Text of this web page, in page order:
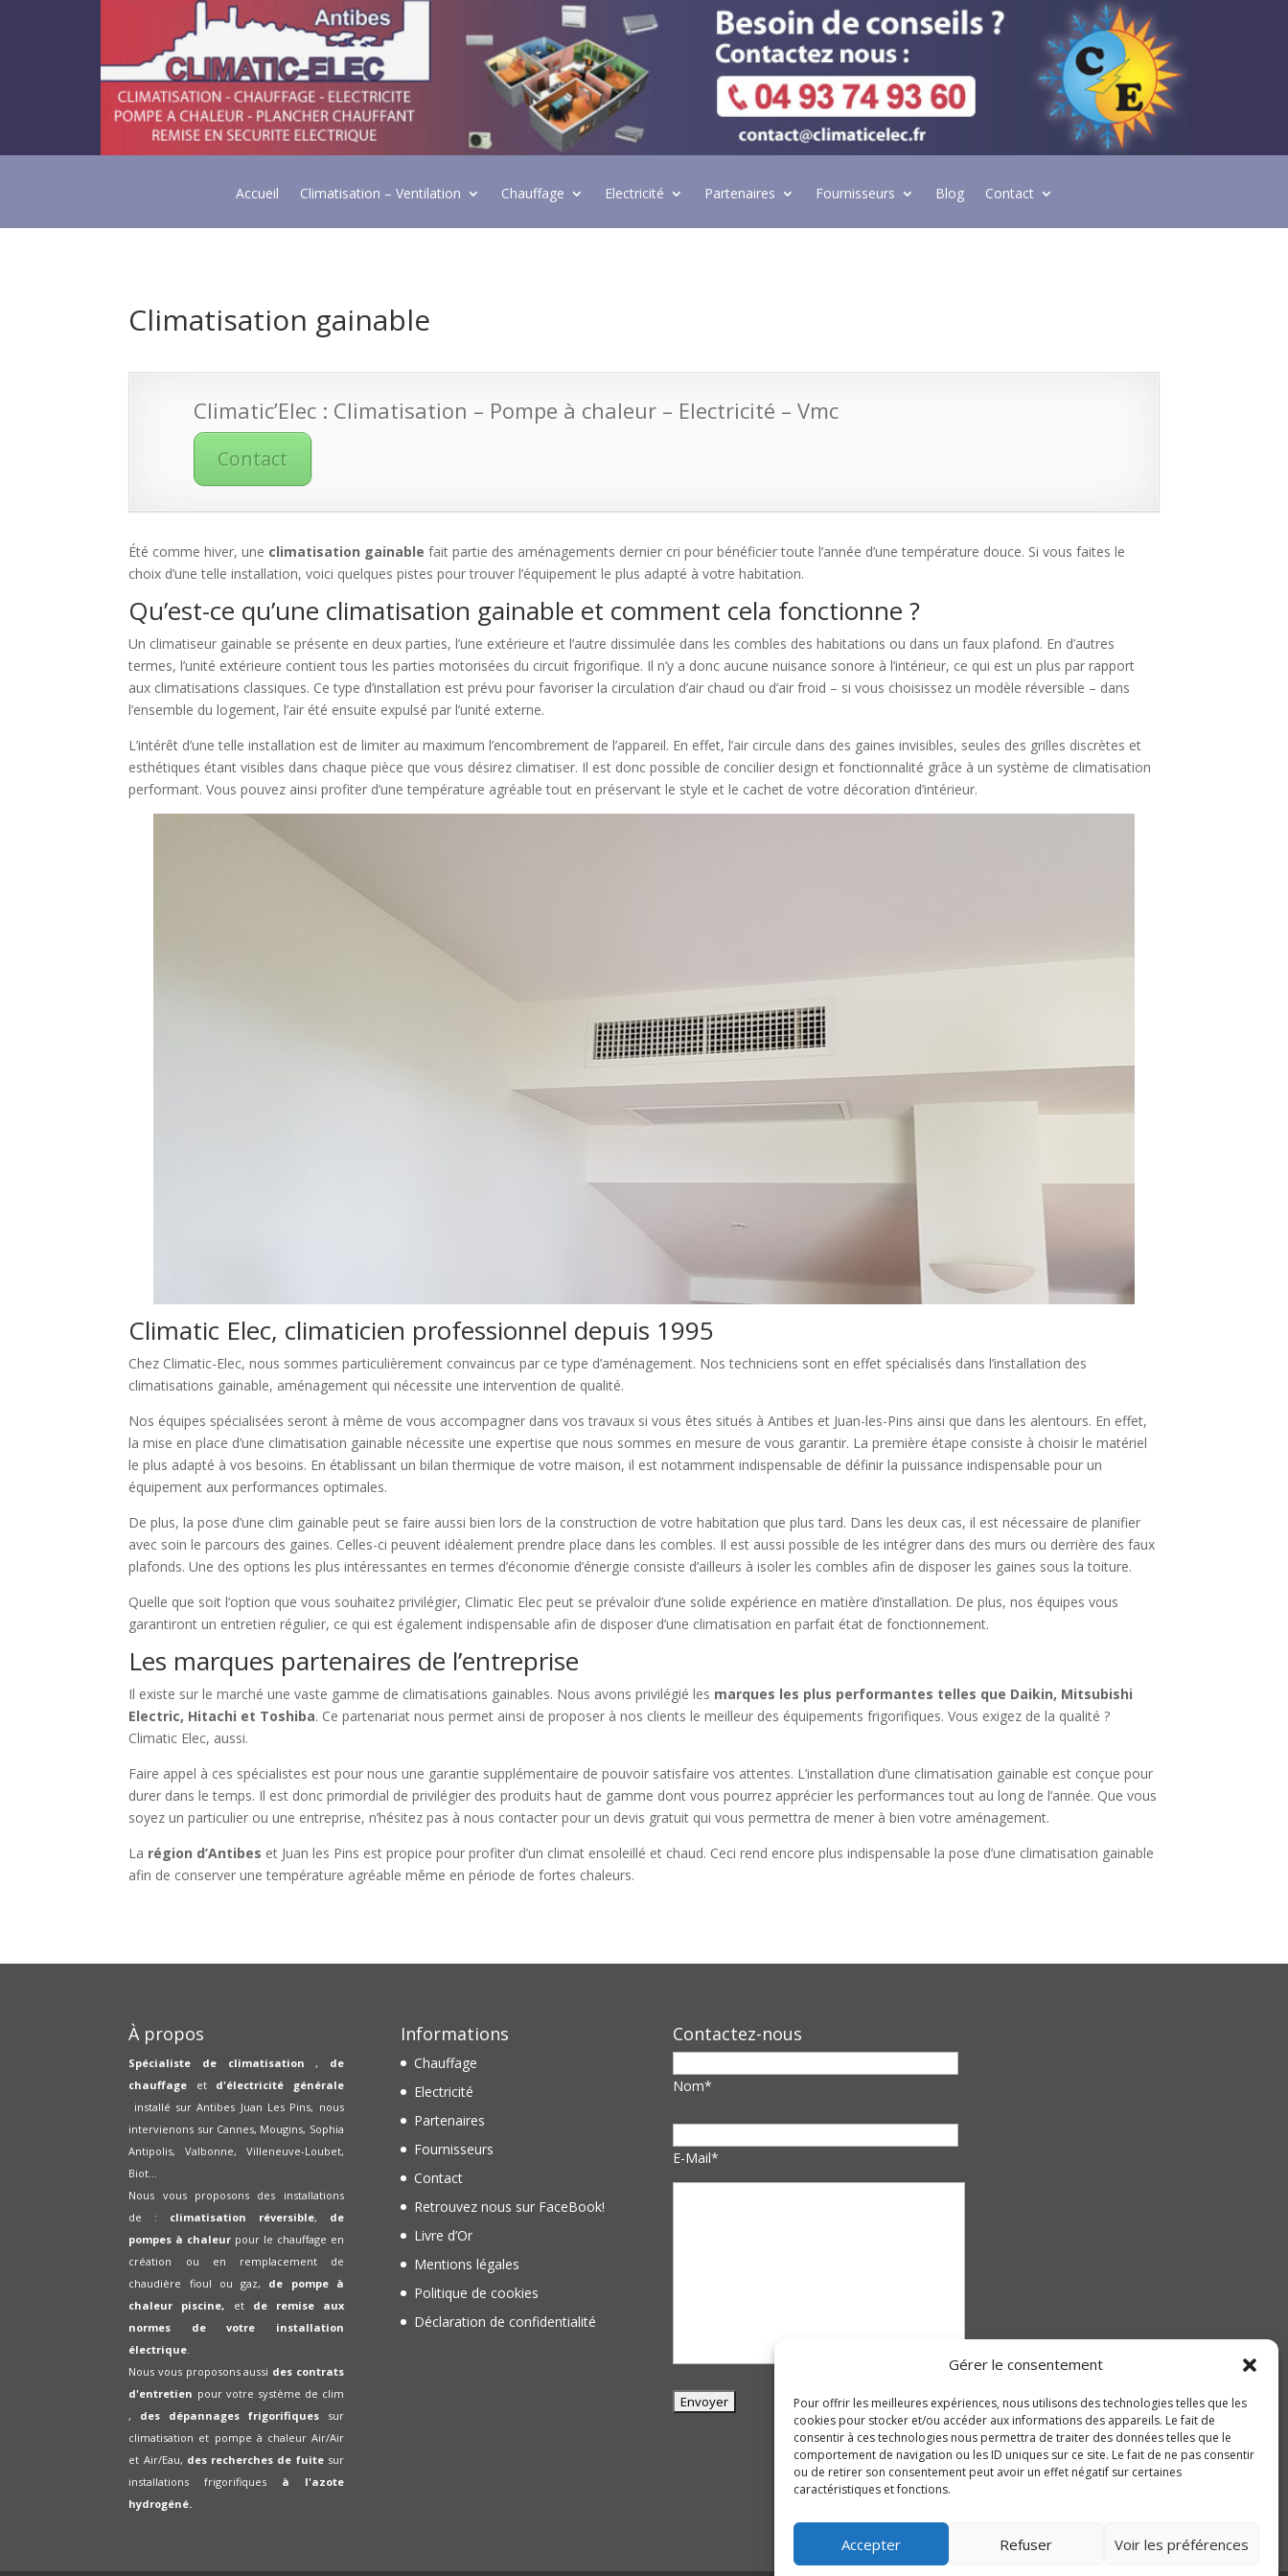
Gérer le consentement
Pour offrir les meilleures expériences, nous utilisons des technologies telles que les
cookies pour stocker et/ou accéder aux informations des appareils. Le fait de
consentir à ces technologies nous permettra de traiter des données telles que le
comportement de navigation ou les ID uniques sur ce site. Le fait de ne pas consentir
ou de retirer son consentement peut avoir un effet négatif sur certaines
caractéristiques et fonctions.
Accepter Refuser Voir les préférences
Accueil Climatisation – Ventilation Chauffage Electricité Partenaires Fournisseurs Blog Contact
Climatisation gainable
Climatic’Elec : Climatisation – Pompe à chaleur – Electricité – Vmc
Contact
Été comme hiver, une climatisation gainable fait partie des aménagements dernier cri pour bénéficier toute l’année d’une température douce. Si vous faites le
choix d’une telle installation, voici quelques pistes pour trouver l’équipement le plus adapté à votre habitation.
Qu’est-ce qu’une climatisation gainable et comment cela fonctionne ?
Un climatiseur gainable se présente en deux parties, l’une extérieure et l’autre dissimulée dans les combles des habitations ou dans un faux plafond. En d’autres
termes, l’unité extérieure contient tous les parties motorisées du circuit frigorifique. Il n’y a donc aucune nuisance sonore à l’intérieur, ce qui est un plus par rapport
aux climatisations classiques. Ce type d’installation est prévu pour favoriser la circulation d’air chaud ou d’air froid – si vous choisissez un modèle réversible – dans
l’ensemble du logement, l’air été ensuite expulsé par l’unité externe.
L’intérêt d’une telle installation est de limiter au maximum l’encombrement de l’appareil. En effet, l’air circule dans des gaines invisibles, seules des grilles discrètes et
esthétiques étant visibles dans chaque pièce que vous désirez climatiser. Il est donc possible de concilier design et fonctionnalité grâce à un système de climatisation
performant. Vous pouvez ainsi profiter d’une température agréable tout en préservant le style et le cachet de votre décoration d’intérieur.
Climatic Elec, climaticien professionnel depuis 1995
Chez Climatic-Elec, nous sommes particulièrement convaincus par ce type d’aménagement. Nos techniciens sont en effet spécialisés dans l’installation des
climatisations gainable, aménagement qui nécessite une intervention de qualité.
Nos équipes spécialisées seront à même de vous accompagner dans vos travaux si vous êtes situés à Antibes et Juan-les-Pins ainsi que dans les alentours. En effet,
la mise en place d’une climatisation gainable nécessite une expertise que nous sommes en mesure de vous garantir. La première étape consiste à choisir le matériel
le plus adapté à vos besoins. En établissant un bilan thermique de votre maison, il est notamment indispensable de définir la puissance indispensable pour un
équipement aux performances optimales.
De plus, la pose d’une clim gainable peut se faire aussi bien lors de la construction de votre habitation que plus tard. Dans les deux cas, il est nécessaire de planifier
avec soin le parcours des gaines. Celles-ci peuvent idéalement prendre place dans les combles. Il est aussi possible de les intégrer dans des murs ou derrière des faux
plafonds. Une des options les plus intéressantes en termes d’économie d’énergie consiste d’ailleurs à isoler les combles afin de disposer les gaines sous la toiture.
Quelle que soit l’option que vous souhaitez privilégier, Climatic Elec peut se prévaloir d’une solide expérience en matière d’installation. De plus, nos équipes vous
garantiront un entretien régulier, ce qui est également indispensable afin de disposer d’une climatisation en parfait état de fonctionnement.
Les marques partenaires de l’entreprise
Il existe sur le marché une vaste gamme de climatisations gainables. Nous avons privilégié les marques les plus performantes telles que Daikin, Mitsubishi
Electric, Hitachi et Toshiba. Ce partenariat nous permet ainsi de proposer à nos clients le meilleur des équipements frigorifiques. Vous exigez de la qualité ?
Climatic Elec, aussi.
Faire appel à ces spécialistes est pour nous une garantie supplémentaire de pouvoir satisfaire vos attentes. L’installation d’une climatisation gainable est conçue pour
durer dans le temps. Il est donc primordial de privilégier des produits haut de gamme dont vous pourrez apprécier les performances tout au long de l’année. Que vous
soyez un particulier ou une entreprise, n’hésitez pas à nous contacter pour un devis gratuit qui vous permettra de mener à bien votre aménagement.
La région d’Antibes et Juan les Pins est propice pour profiter d’un climat ensoleillé et chaud. Ceci rend encore plus indispensable la pose d’une climatisation gainable
afin de conserver une température agréable même en période de fortes chaleurs.
À propos
Spécialiste de climatisation, de
chauffage et d'électricité générale
installé sur Antibes Juan Les Pins, nous
intervienons sur Cannes, Mougins, Sophia
Antipolis, Valbonne, Villeneuve-Loubet,
Biot...
Nous vous proposons des installations
de : climatisation réversible, de
pompes à chaleur pour le chauffage en
création ou en remplacement de
chaudière fioul ou gaz, de pompe à
chaleur piscine, etde remise aux
normes de votre installation
électrique.
Nous vous proposons aussi des contrats
d'entretien pour votre système de clim
, des dépannages frigorifiquessur
climatisation et pompe à chaleur Air/Air
et Air/Eau, des recherches de fuite sur
installations frigorifiques à l'azote
hydrogéné.
Informations
Chauffage
Electricité
Partenaires
Fournisseurs
Contact
Retrouvez nous sur FaceBook!
Livre d’Or
Mentions légales
Politique de cookies
Déclaration de confidentialité
Contactez-nous
Nom*
E-Mail*